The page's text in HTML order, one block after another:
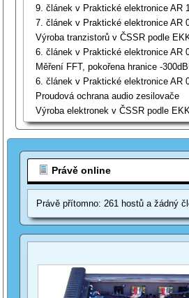
9. článek v Praktické elektronice AR
7. článek v Praktické elektronice AR
Výroba tranzistorů v ČSSR podle
6. článek v Praktické elektronice AR
Měření FFT, pokořena hranice -
6. článek v Praktické elektronice AR
Proudová ochrana audio zesilovače
Výroba elektronek v ČSSR podle
Právě online
Právě přítomno: 261 hostů a žádný